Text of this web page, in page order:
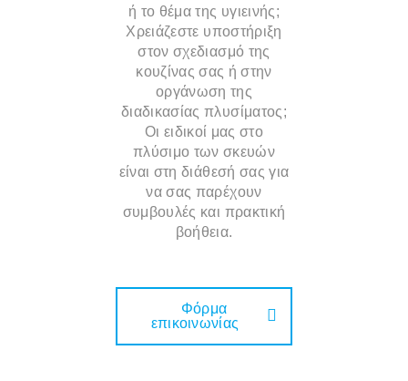
ή το θέμα της υγιεινής;
Χρειάζεστε υποστήριξη
στον σχεδιασμό της
κουζίνας σας ή στην
οργάνωση της
διαδικασίας πλυσίματος;
Οι ειδικοί μας στο
πλύσιμο των σκευών
είναι στη διάθεσή σας για
να σας παρέχουν
συμβουλές και πρακτική
βοήθεια.
Φόρμα
επικοινωνίας